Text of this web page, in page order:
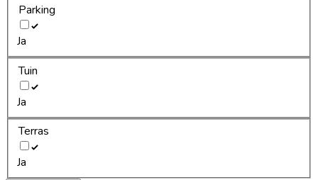
Parking
Ja
Tuin
Ja
Terras
Ja